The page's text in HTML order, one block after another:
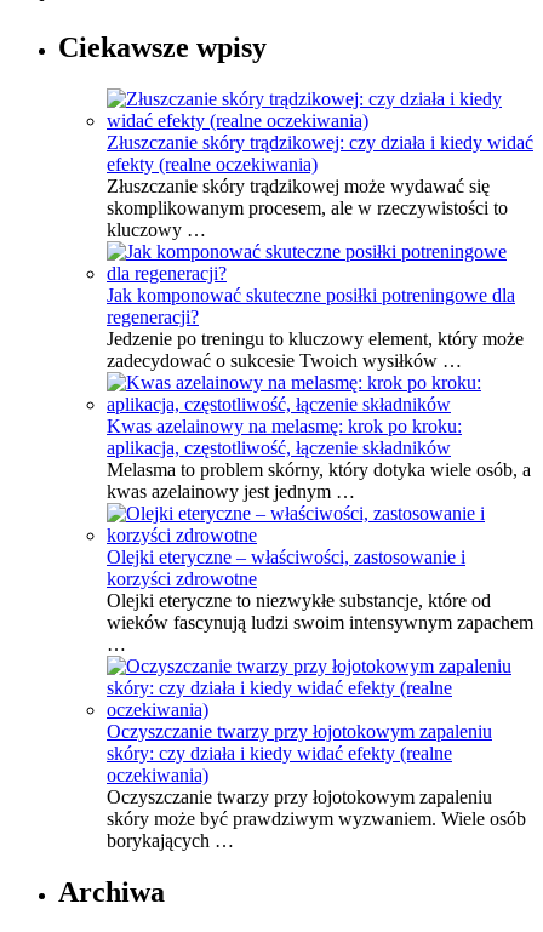
Ciekawsze wpisy
Złuszczanie skóry trądzikowej: czy działa i kiedy widać
efekty (realne oczekiwania)
Złuszczanie skóry trądzikowej może wydawać się
skomplikowanym procesem, ale w rzeczywistości to
kluczowy …
Jak komponować skuteczne posiłki potreningowe dla
regeneracji?
Jedzenie po treningu to kluczowy element, który może
zadecydować o sukcesie Twoich wysiłków …
Kwas azelainowy na melasmę: krok po kroku:
aplikacja, częstotliwość, łączenie składników
Melasma to problem skórny, który dotyka wiele osób, a
kwas azelainowy jest jednym …
Olejki eteryczne – właściwości, zastosowanie i
korzyści zdrowotne
Olejki eteryczne to niezwykłe substancje, które od
wieków fascynują ludzi swoim intensywnym zapachem
…
Oczyszczanie twarzy przy łojotokowym zapaleniu
skóry: czy działa i kiedy widać efekty (realne
oczekiwania)
Oczyszczanie twarzy przy łojotokowym zapaleniu
skóry może być prawdziwym wyzwaniem. Wiele osób
borykających …
Archiwa